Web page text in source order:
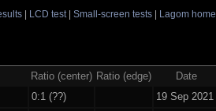
| LCD test| Small-screen tests| Lagom home
Ratio (center) Ratio (edge)
Date
0:1 (??)
19 Sep 2021